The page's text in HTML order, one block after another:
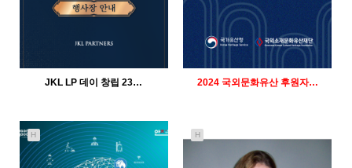
JKL LP 데이 창립 23… 2024 국외문화유산 후원자…
H H